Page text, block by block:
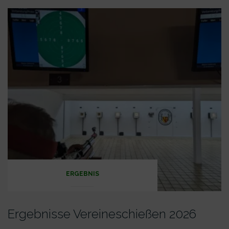
1.
Mai-
ERGEBNIS
Ergebnisse Vereineschießen 2026